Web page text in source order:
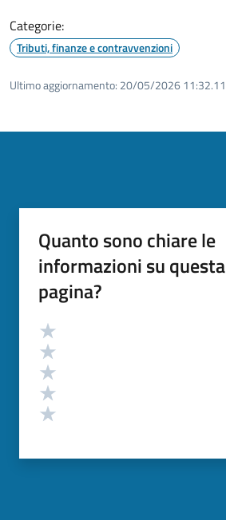
Categorie:
Tributi, finanze e contravvenzioni
Ultimo aggiornamento: 20/05/2026 11:32.11
Quanto sono chiare le
informazioni su questa
pagina?
Valutazione